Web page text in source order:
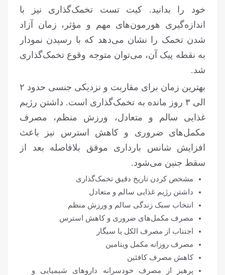
خود را بدانید. کیت تست تخمک‌گذاری نیز با
اندازه‌گیری هورمون‌های مهم و مؤثر، زمان آزاد
شدن تخمک را نشان می‌دهد که با رسیدن نمودار
به نقطه پیک آن، می‌توان متوجه وقوع تخمک‌گذاری
شد.
بهترین زمان برای مقاربت و نزدیکی جنسی حدود ۲
الی ۳ روز مانده به تخمک‌گذاری است. داشتن رژیم
غذایی سالم و متعادل، ورزش منظم، مصرف
مکمل‌های ضروری و کاهش استرس نیز باعث
افزایش شانس بارداری موفق بلافاصله بعد از
سقط جنین می‌شود.
مشخص کردن تاریخ دقیق تخمک‌گذاری
داشتن رژیم غذایی سالم و متعادل
انتخاب سبک زندگی سالم و ورزش منظم
مصرف مکمل‌های ضروری و کاهش استرس
اجتناب از مصرف الکل یا سیگار
مصرف روزانه مکمل ویتامین
کاهش مصرف کافئین
پرهیز از مصرف خودسرانه داروهای شیمیایی و